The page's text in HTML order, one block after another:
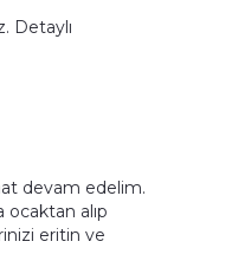
Detaylı
devam edelim.
ocaktan alıp
eritin ve